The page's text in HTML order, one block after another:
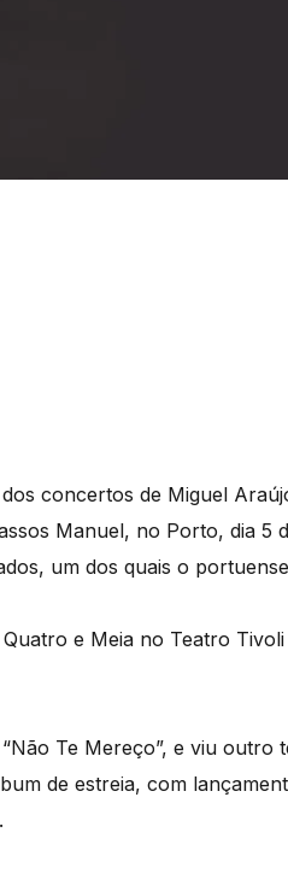
concertos de Miguel
Manuel, no Porto, dia 5
um dos quais o
e Meia no Teatro
Te Mereço”, e viu outro
de estreia, com